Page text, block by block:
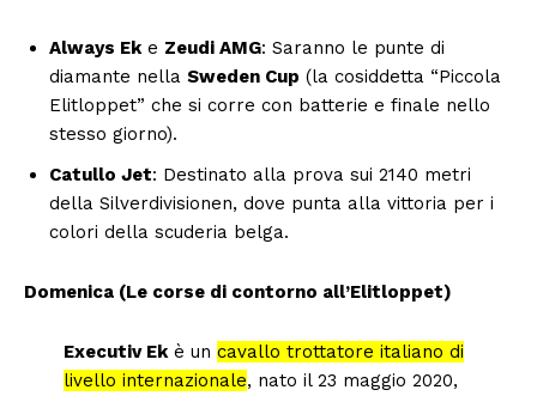
Always Eke Zeudi AMG: Saranno le punte di
diamante nella Sweden Cup (la cosiddetta “Piccola
Elitloppet” che si corre con batterie e finale nello
stesso giorno).
Catullo Jet: Destinato alla prova sui 2140 metri
della Silverdivisionen, dove punta alla vittoria per i
colori della scuderia belga.
Domenica (Le corse di contorno all’Elitloppet)
Executiv Ekè un cavallo trottatore italiano di
livello internazionale, nato il 23 maggio 2020,